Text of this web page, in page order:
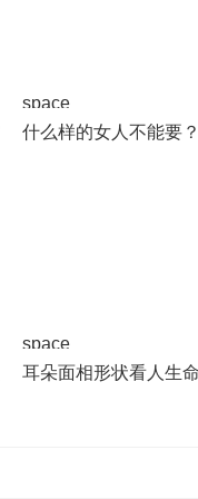
space
什么样的女人不能要？
space
耳朵面相形状看人生